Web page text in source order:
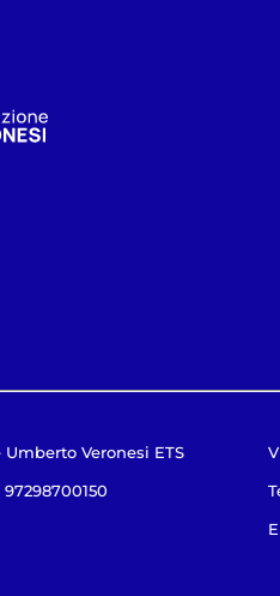
Veronesi ETS